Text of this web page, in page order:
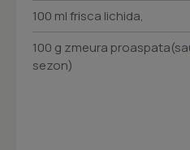
100 ml frisca lichida,
100 g zmeura
sezon)